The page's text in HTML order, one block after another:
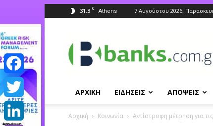
31.3 C Athens 7 Αυγούστου 2026,
ΑΡΧΙΚΗ ΕΙΔΗΣΕΙΣ ΑΠΟΨΕΙΣ
Αρχική Κοινωνία Aντίστροφη μέτρηση για
Facebook
Twitter